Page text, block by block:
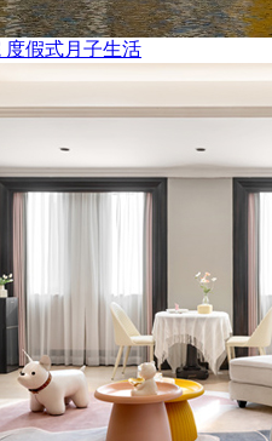
度假式月子生活